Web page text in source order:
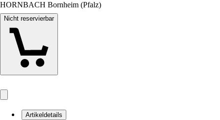
HORNBACH Bornheim (Pfalz)
Nicht reservierbar
Artikeldetails